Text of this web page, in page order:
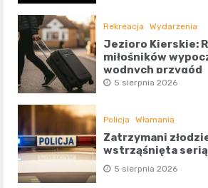
Rekreacja Wydarzenia
Jezioro Kierskie:
miłośników
wodnych przygód
5 sierpnia 2026
Policja Włamania
Zatrzymani
wstrząśnięta serią
5 sierpnia 2026